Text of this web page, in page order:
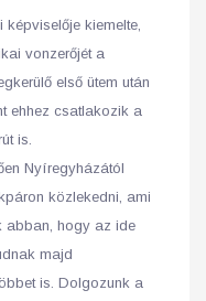
kiemelte,
vonzerőjét a
első ütem után
ehhez csatlakozik a
is.
Nyíregyházától
közlekedni, ami
abban, hogy az ide
majd
is. Dolgozunk a